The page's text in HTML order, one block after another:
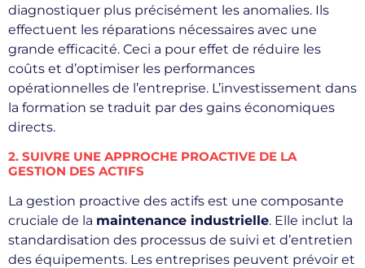
diagnostiquer plus précisément les anomalies. Ils
effectuent les réparations nécessaires avec une
grande efficacité. Ceci a pour effet de réduire les
coûts et d’optimiser les performances
opérationnelles de l’entreprise. L’investissement dans
la formation se traduit par des gains économiques
directs.
2. SUIVRE UNE APPROCHE PROACTIVE DE LA
GESTION DES ACTIFS
La gestion proactive des actifs est une composante
cruciale de la maintenance industrielle. Elle inclut la
standardisation des processus de suivi et d’entretien
des équipements. Les entreprises peuvent prévoir et